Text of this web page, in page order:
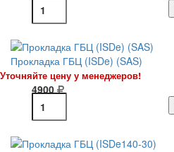
Прокладка ГБЦ (ISDe) (SAS)
Уточняйте цену у менеджеров!
4900